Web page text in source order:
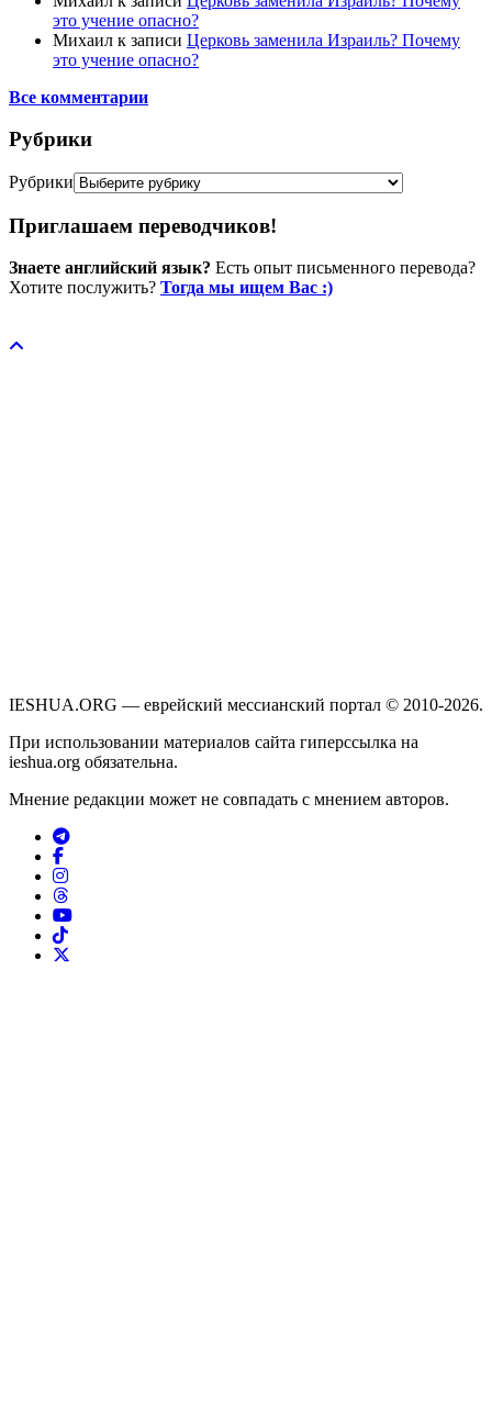
это учение опасно?
Михаил к записи Церковь заменила Израиль? Почему
это учение опасно?
Все комментарии
Рубрики
Рубрики
Приглашаем переводчиков!
Знаете английский язык? Есть опыт письменного перевода?
Хотите послужить? Тогда мы ищем Вас :)
IESHUA.ORG — еврейский мессианский портал © 2010-2026.
При использовании материалов сайта гиперссылка на
ieshua.org обязательна.
Мнение редакции может не совпадать с мнением авторов.